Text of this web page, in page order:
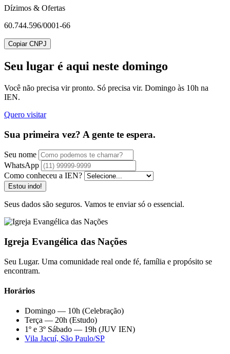
Dízimos & Ofertas
60.744.596/0001-66
Copiar CNPJ
Seu lugar é aqui neste domingo
Você não precisa vir pronto. Só precisa vir. Domingo às 10h na
IEN.
Quero visitar
Sua primeira vez? A gente te espera.
Seu nome
WhatsApp
Como conheceu a IEN?
Estou indo!
Seus dados são seguros. Vamos te enviar só o essencial.
Igreja Evangélica das Nações
Seu Lugar. Uma comunidade real onde fé, família e propósito se
encontram.
Horários
Domingo — 10h (Celebração)
Terça — 20h (Estudo)
1º e 3º Sábado — 19h (JUV IEN)
Vila Jacuí, São Paulo/SP